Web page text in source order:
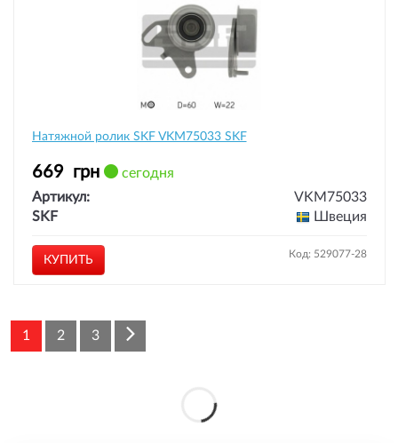
Натяжной ролик SKF VKM75033 SKF
669 грн
сегодня
Артикул:
VKM75033
SKF
Швеция
КУПИТЬ Код: 529077-28
1 2 3